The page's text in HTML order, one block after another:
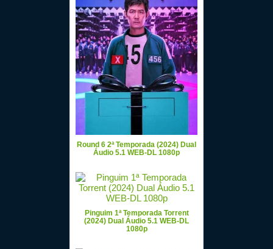
Round 6 2ª Temporada (2024) Dual
Áudio 5.1 WEB-DL 1080p
Pinguim 1ª Temporada Torrent
(2024) Dual Áudio 5.1 WEB-DL
1080p